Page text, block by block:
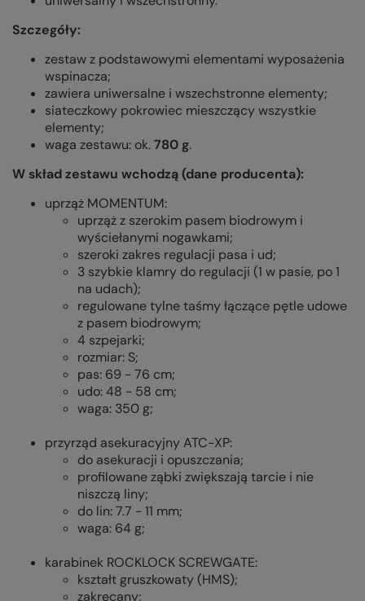
Szczegóły:
zestaw z podstawowymi elementami wyposażenia
wspinacza;
zawiera uniwersalne i wszechstronne elementy;
siateczkowy pokrowiec mieszczący wszystkie
elementy;
waga zestawu: ok.780 g.
W skład zestawu wchodzą (dane producenta):
uprząż MOMENTUM:
uprząż z szerokim pasem biodrowym i
wyściełanymi nogawkami;
szeroki zakres regulacji pasa i ud;
3 szybkie klamry do regulacji (1 w pasie, po 1
na udach);
regulowane tylne taśmy łączące pętle udowe
z pasem biodrowym;
4 szpejarki;
rozmiar: S;
pas: 69 - 76 cm;
udo: 48 - 58 cm;
waga: 350 g;
przyrząd asekuracyjny ATC-XP:
do asekuracji i opuszczania;
profilowane ząbki zwiększają tarcie i nie
niszczą liny;
do lin: 7.7 - 11 mm;
waga: 64 g;
karabinek ROCKLOCK SCREWGATE:
kształt gruszkowaty (HMS);
zakręcany;